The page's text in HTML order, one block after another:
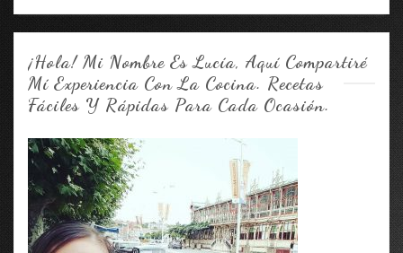
¡Hola! Mi Nombre Es Lucía, Aquí Compartiré
Mí Experiencia Con La Cocina. Recetas
Fáciles Y Rápidas Para Cada Ocasión.